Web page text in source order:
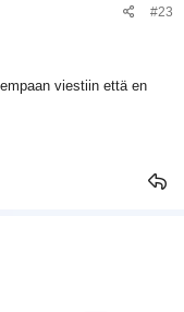
#23
viestiin että en